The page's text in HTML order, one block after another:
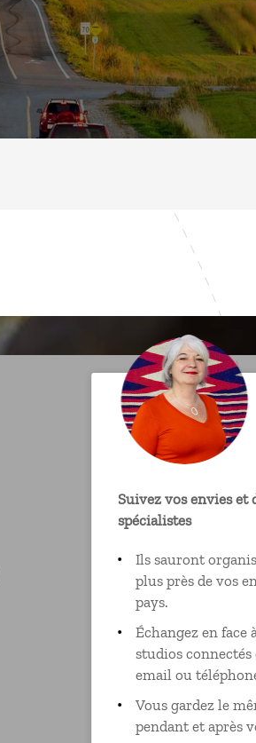
Suivez vos envies et
spécialistes
Ils sauront
plus près de vos
pays.
Échangez en face
studios connectés
email ou
Vous gardez le
pendant et après